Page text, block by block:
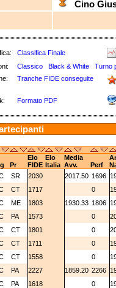
Cino
Classifica Finale
Classico Black & White Turno
Tranche FIDE conseguite
Formato PDF
Elo Elo Media
Pr FIDE Italia Avv. Perf
SR 2030 2017.50 1696
CT 1717 0
ME 1803 1930.33 1806
PA 1573 0
CT 1801 0
CT 1711 0
CT 1558 0
PA 2227 1859.20 2266
PA 1618 0